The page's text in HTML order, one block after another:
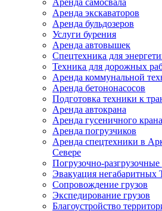
Аренда экскаваторов
Аренда бульдозеров
Услуги бурения
Аренда автовышек
Спецтехника для
Техника для дорожных
Аренда коммунальной
Аренда бетононасосов
Подготовка техники к
Аренда автокрана
Аренда гусеничного крана
Аренда погрузчиков
Аренда спецтехники в
Севере
Погрузочно-
Эвакуация негабаритных
Сопровождение грузов
Экспедирование грузов
Благоустройство